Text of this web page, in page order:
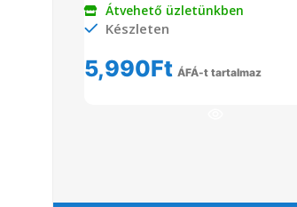
Átvehető üzletünkben
Készleten
5,990Ft ÁFÁ-t tartalmaz